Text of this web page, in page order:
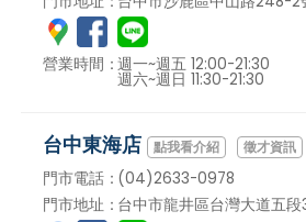
營業時間：週一~週五 12:00-21:30
週六~週日 11:30-21:30
台中東海店 徵才資訊
門市電話：(04)2633-0978
門市地址：台中市龍井區台灣大道五